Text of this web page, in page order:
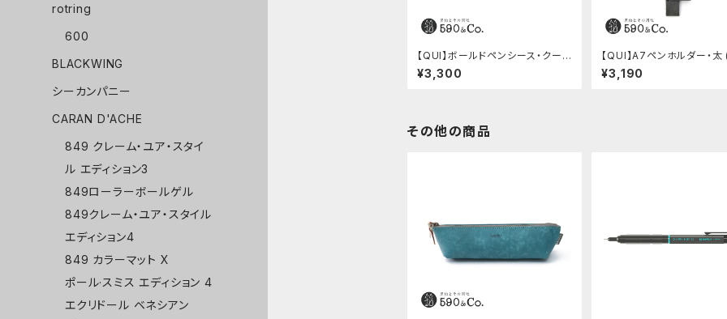
【QUI】ボールドペンシース・クード
ゥー (ブルー)
¥3,300
【QUI】A7ペンホルダー・太
ク)
¥3,190
その他の商品
rotring
600
BLACKWING
シーカンパニー
CARAN D'ACHE
849 クレーム・ユア・スタイ
ル エディション3
849ローラーボールゲル
849クレーム・ユア・スタイル
エディション4
849 カラーマット X
ポール·スミス エディション 4
エクリドール ベネシアン